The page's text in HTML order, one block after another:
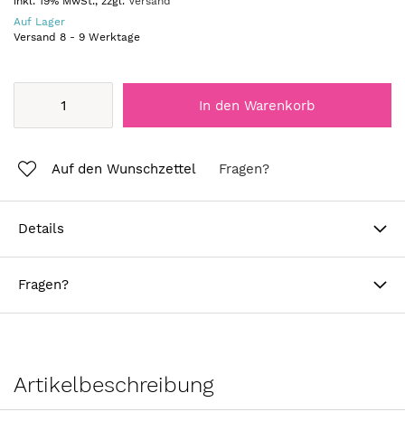
Auf Lager
Versand 8 - 9 Werktage
In den Warenkorb
Auf den Wunschzettel Fragen?
Details
Fragen?
Artikelbeschreibung